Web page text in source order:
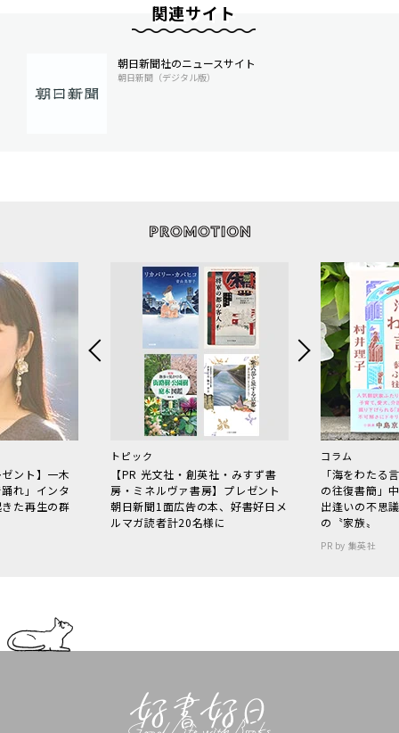
関連サイト
朝日新聞社のニュースサイト
朝日新聞（デジタル版）
ント】一木
れ」インタ
た再生の群
トピック
【PR 光文社・創英社・みすず書
房・ミネルヴァ書房】プレゼント
朝日新聞1面広告の本、好書好日メ
ルマガ読者計20名様に
コラム
「海をわた
の往復書簡」
出逢いの不思
の〝家族〟
PR by 集英社